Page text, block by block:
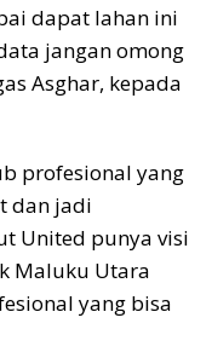
dapat lahan ini
jangan omong
Asghar, kepada
profesional yang
dan jadi
United punya visi
Maluku Utara
yang bisa